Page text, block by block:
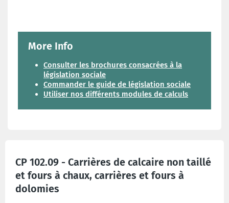
More Info
Consulter les brochures consacrées à la
législation sociale
Commander le guide de législation sociale
Utiliser nos différents modules de calculs
CP 102.09 - Carrières de calcaire non taillé
et fours à chaux, carrières et fours à
dolomies